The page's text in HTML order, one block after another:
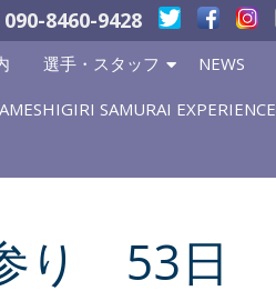
090-8460-9428
選手・スタッフ NEWS
SAMURAI EXPERIENCE
り 53日